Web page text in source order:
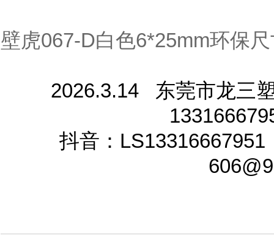
壁虎067-D白色6*25mm环保
2026.3.14 东莞市龙三
抖音 ：